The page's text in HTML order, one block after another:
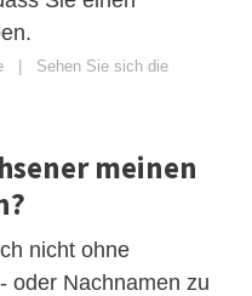
| Sehen Sie sich die
meinen
nicht ohne
oder Nachnamen zu